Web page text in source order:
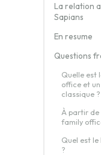
La relation
Sapians
En resume
Questions
Quelle est
office et
classique ?
À partir de
family
Quel est
?